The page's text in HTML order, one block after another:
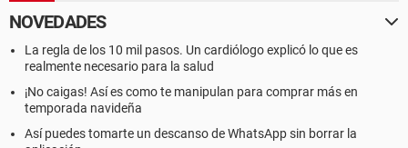
NOVEDADES
La regla de los 10 mil pasos. Un cardiólogo explicó lo que es
realmente necesario para la salud
¡No caigas! Así es como te manipulan para comprar más en
temporada navideña
Así puedes tomarte un descanso de WhatsApp sin borrar la